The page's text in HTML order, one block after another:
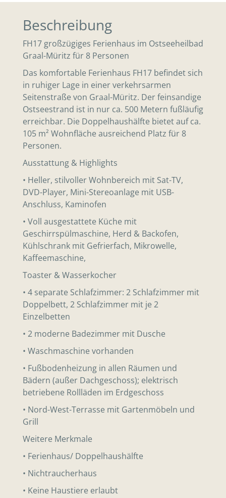
Beschreibung
FH17 großzügiges Ferienhaus im Ostseeheilbad
Graal-Müritz für 8 Personen
Das komfortable Ferienhaus FH17 befindet sich
in ruhiger Lage in einer verkehrsarmen
Seitenstraße von Graal-Müritz. Der feinsandige
Ostseestrand ist in nur ca. 500 Metern fußläufig
erreichbar. Die Doppelhaushälfte bietet auf ca.
105 m² Wohnfläche ausreichend Platz für 8
Personen.
Ausstattung & Highlights
• Heller, stilvoller Wohnbereich mit Sat-TV,
DVD-Player, Mini-Stereoanlage mit USB-
Anschluss, Kaminofen
• Voll ausgestattete Küche mit
Geschirrspülmaschine, Herd & Backofen,
Kühlschrank mit Gefrierfach, Mikrowelle,
Kaffeemaschine,
Toaster & Wasserkocher
• 4 separate Schlafzimmer: 2 Schlafzimmer mit
Doppelbett, 2 Schlafzimmer mit je 2
Einzelbetten
• 2 moderne Badezimmer mit Dusche
• Waschmaschine vorhanden
• Fußbodenheizung in allen Räumen und
Bädern (außer Dachgeschoss); elektrisch
betriebene Rollläden im Erdgeschoss
• Nord-West-Terrasse mit Gartenmöbeln und
Grill
Weitere Merkmale
• Ferienhaus/ Doppelhaushälfte
• Nichtraucherhaus
• Keine Haustiere erlaubt